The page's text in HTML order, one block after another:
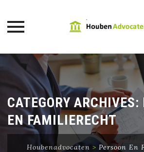
Skip
content
CATEGORY ARCHIVES:
EN FAMILIERECHT
Houbenadvocaten > Persoon En